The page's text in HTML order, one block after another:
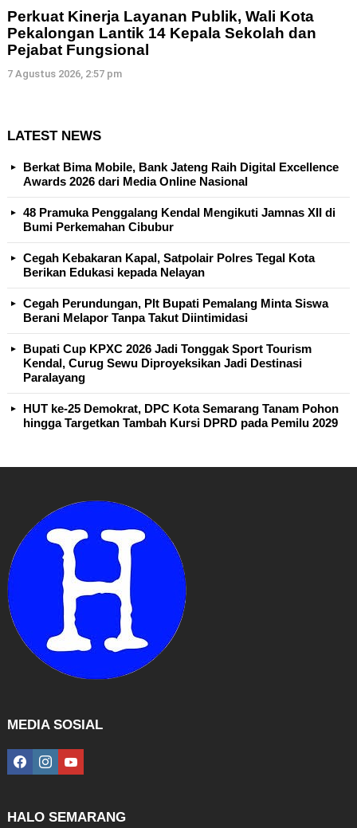
Perkuat Kinerja Layanan Publik, Wali Kota
Pekalongan Lantik 14 Kepala Sekolah dan
Pejabat Fungsional
7 Agustus 2026, 2:57 pm
LATEST NEWS
Berkat Bima Mobile, Bank Jateng Raih Digital Excellence
Awards 2026 dari Media Online Nasional
48 Pramuka Penggalang Kendal Mengikuti Jamnas XII di
Bumi Perkemahan Cibubur
Cegah Kebakaran Kapal, Satpolair Polres Tegal Kota
Berikan Edukasi kepada Nelayan
Cegah Perundungan, Plt Bupati Pemalang Minta Siswa
Berani Melapor Tanpa Takut Diintimidasi
Bupati Cup KPXC 2026 Jadi Tonggak Sport Tourism
Kendal, Curug Sewu Diproyeksikan Jadi Destinasi
Paralayang
HUT ke-25 Demokrat, DPC Kota Semarang Tanam Pohon
hingga Targetkan Tambah Kursi DPRD pada Pemilu 2029
MEDIA SOSIAL
facebookinstagramyoutube
HALO SEMARANG